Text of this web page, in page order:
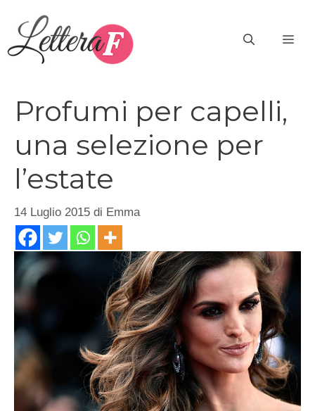
contenuto
Profumi per capelli,
una selezione per
l’estate
14 Luglio 2015 di Emma